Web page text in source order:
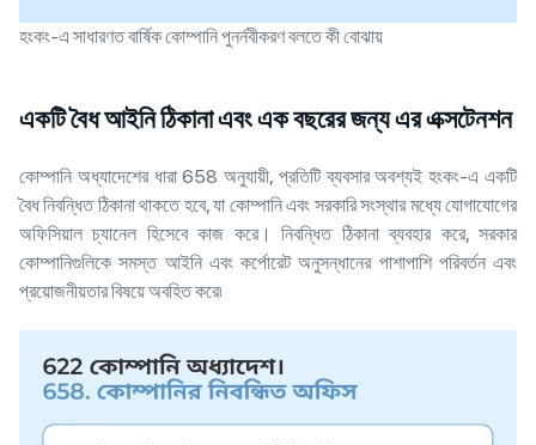
হংকং-এ সাধারণত বার্ষিক কোম্পানি পুনর্নবীকরণ বলতে কী বোঝায়
একটি বৈধ আইনি ঠিকানা এবং এক বছরের জন্য এর এক্সটেনশন
কোম্পানি অধ্যাদেশের ধারা 658 অনুযায়ী, প্রতিটি ব্যবসার অবশ্যই হংকং-এ একটি
বৈধ নিবন্ধিত ঠিকানা থাকতে হবে, যা কোম্পানি এবং সরকারি সংস্থার মধ্যে যোগাযোগের
অফিসিয়াল চ্যানেল হিসেবে কাজ করে। নিবন্ধিত ঠিকানা ব্যবহার করে, সরকার
কোম্পানিগুলিকে সমস্ত আইনি এবং কর্পোরেট অনুসন্ধানের পাশাপাশি পরিবর্তন এবং
প্রয়োজনীয়তার বিষয়ে অবহিত করে৷